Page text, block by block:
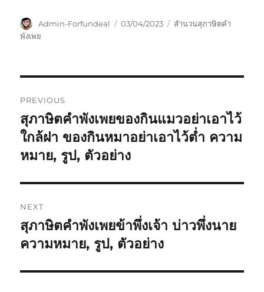
Admin-Forfundeal 03/04/2023
สำนวนสุภาษิตคำ
พังเพย
PREVIOUS
สุภาษิตคำพังเพยของกินแมวอย่าเอาไว้
ใกล้ฝา ของกินหมาอย่าเอาไว้ต่ำ ความ
หมาย, รูป, ตัวอย่าง
NEXT
สุภาษิตคำพังเพยข้าพึ่งเจ้า บ่าวพึ่งนาย
ความหมาย, รูป, ตัวอย่าง